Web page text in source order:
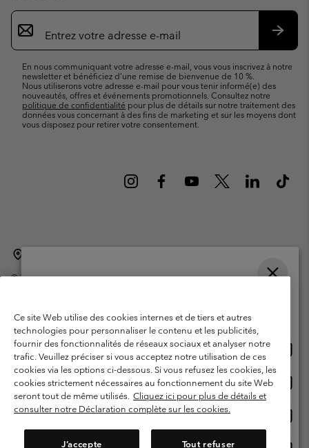
Inscription
par
e-
En nous communiquant votre adresse e-mail, vous vous inscrivez à notre
newsletter et bénéficiez d’une remise de bienvenue de 10 %.
Nous utiliserons votre adresse e-mail pour vous tenir informé(e) des
nouveautés, offres et événements promotionnels. Consultez notre
politique de confidentialité pour plus de détails sur notre traitement des
données vous concernant à des fins de marketing et sur les moyens dont
vous disposez pour retirer votre consentement.
©2026Columbia Sportswear International Sarl. Avenue des Morgines, 12
Garanties Légales
Politique de confidentialité
Conditions d'utilisation - Membres
Conditions D'utilisation - Contenu généré par l'utilisateur
Impressum
Cookies
Ce site Web utilise des cookies internes et de tiers et autres
technologies pour personnaliser le contenu et les publicités,
fournir des fonctionnalités de réseaux sociaux et analyser notre
trafic. Veuillez préciser si vous acceptez notre utilisation de ces
cookies via les options ci-dessous. Si vous refusez les cookies, les
cookies strictement nécessaires au fonctionnement du site Web
seront tout de même utilisés. Cliquez ici pour plus de détails et
consulter notre Déclaration complète sur les cookies.
J’accepte Tout refuser
Achats en ligne disponibles
United States
ligne
Belgium-English
ligne
Belgium-Français
ligne